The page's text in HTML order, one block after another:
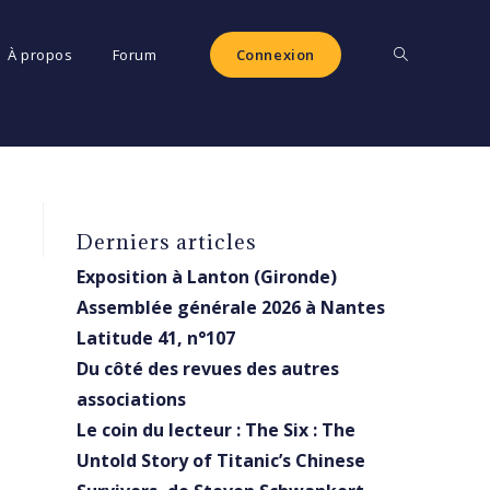
À propos Forum Connexion Toggle
Derniers articles
Exposition à Lanton (Gironde)
Assemblée générale 2026 à Nantes
Latitude 41, n°107
Du côté des revues des autres
associations
Le coin du lecteur : The Six : The
Untold Story of Titanic’s Chinese